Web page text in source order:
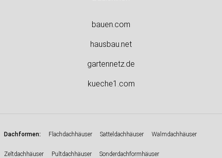
bauen.com
hausbau.net
gartennetz.de
kueche1.com
Dachformen: Flachdachhäuser Satteldachhäuser Walmdachhäuser
Zeltdachhäuser Pultdachhäuser Sonderdachformhäuser